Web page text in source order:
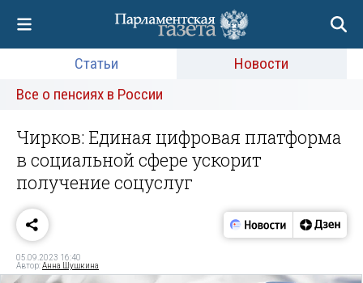
Статьи
Новости
Все о пенсиях в России
Чирков: Единая цифровая платформа
в социальной сфере ускорит
получение соцуслуг
05.09.2023 16:40
Автор:Анна Шушкина